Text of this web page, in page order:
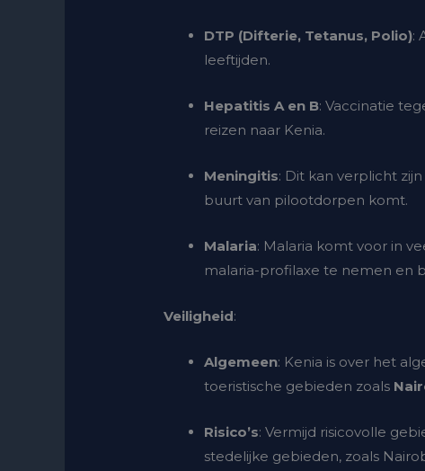
DTP (Difterie, Tetanus, Polio):
leeftijden.
Hepatitis A en B: Vaccinatie
reizen naar Kenia.
Meningitis: Dit kan verplicht
buurt van pilootdorpen komt.
Malaria: Malaria komt voor in
malaria-profilaxe te nemen en
Veiligheid:
Algemeen: Kenia is over het
toeristische gebieden zoals
Risico’s: Vermijd risicovolle
stedelijke gebieden, zoals